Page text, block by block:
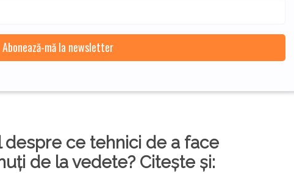
ce tehnici de a face
de la vedete? Citește și: